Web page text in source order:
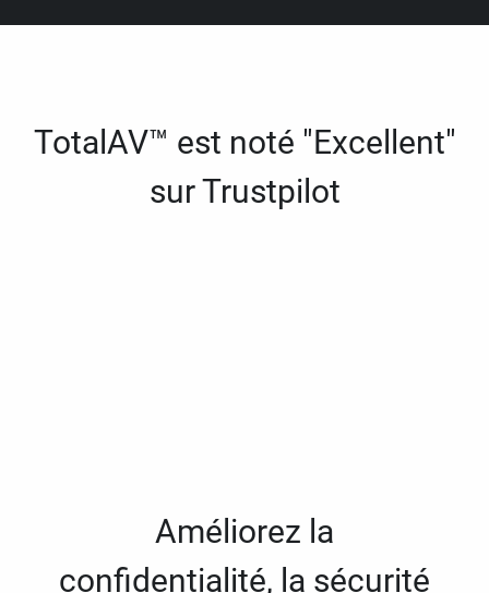
TotalAV™ est noté "Excellent"
sur Trustpilot
Améliorez la
confidentialité, la sécurité